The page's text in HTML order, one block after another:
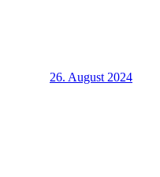
26. August 2024